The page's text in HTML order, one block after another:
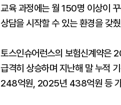
교육 과정에는 월 150명 이상이
상담을 시작할 수 있는 환경을 갖
토스인슈어런스의 보험신계약
급격히 상승하며 지난해 말 누적
248억원, 2025년 438억원 등 가